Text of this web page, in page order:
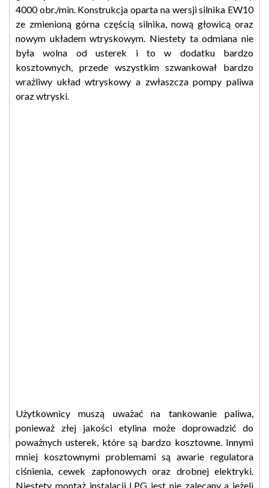
4000 obr./min. Konstrukcja oparta na wersji silnika EW10
ze zmienioną górna częścią silnika, nową głowicą oraz
nowym układem wtryskowym. Niestety ta odmiana nie
była wolna od usterek i to w dodatku bardzo
kosztownych, przede wszystkim szwankował bardzo
wrażliwy układ wtryskowy a zwłaszcza pompy paliwa
oraz wtryski.
Użytkownicy muszą uważać na tankowanie paliwa,
ponieważ złej jakości etylina może doprowadzić do
poważnych usterek, które są bardzo kosztowne. Innymi
mniej kosztownymi problemami są awarie regulatora
ciśnienia, cewek zapłonowych oraz drobnej elektryki.
Niestety montaż instalacji LPG jest nie zalecany a jeżeli